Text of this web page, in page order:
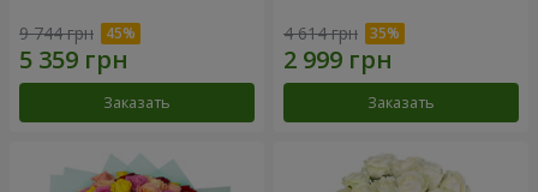
9 744 грн
Заказать
4 614 грн
Заказать